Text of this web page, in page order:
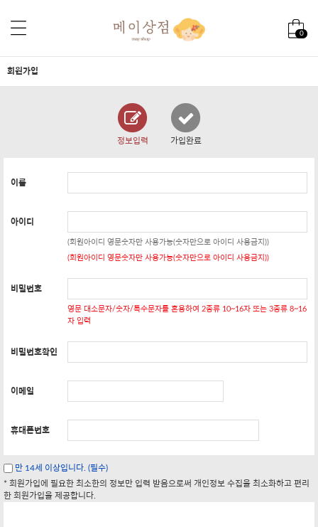
0
회원가입
정보입력 가입완료
이름
아이디
(회원아이디 영문숫자만 사용가능(숫자만으로 아이디 사용금지))
(회원아이디 영문숫자만 사용가능(숫자만으로 아이디 사용금지))
비밀번호
영문 대소문자/숫자/특수문자를 혼용하여 2종류 10~16자 또는 3종류 8~16
자 입력
비밀번호확인
이메일
휴대폰번호
만 14세 이상입니다. (필수)
* 회원가입에 필요한 최소한의 정보만 입력 받음으로써 개인정보 수집을 최소화하고 편리
한 회원가입을 제공합니다.